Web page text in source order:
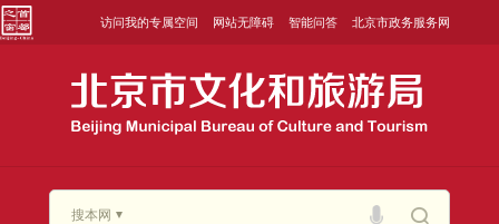
访问我的专属空间 网站无障碍 智能问答 北京市政务服务网
搜本网